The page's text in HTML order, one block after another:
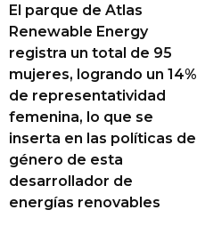
El parque de Atlas
Renewable Energy
registra un total de 95
mujeres, logrando un 14%
de representatividad
femenina, lo que se
inserta en las políticas de
género de esta
desarrollador de
energías renovables